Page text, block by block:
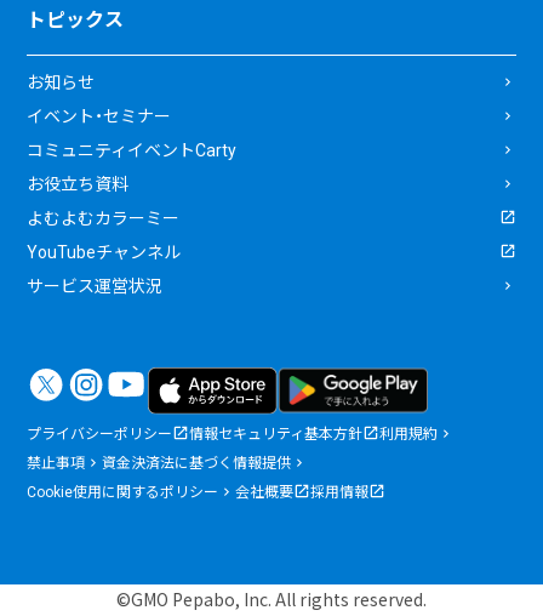
トピックス
お知らせ
イベント・セミナー
コミュニティイベントCarty
お役立ち資料
よむよむカラーミー
YouTubeチャンネル
サービス運営状況
プライバシーポリシー 情報セキュリティ基本方針
利用規約
禁止事項
資金決済法に基づく情報提供
Cookie使用に関するポリシー
会社概要 採用情報
©GMO Pepabo, Inc. All rights reserved.